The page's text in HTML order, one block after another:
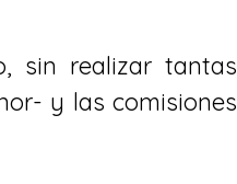
sin realizar tantas
y las comisiones